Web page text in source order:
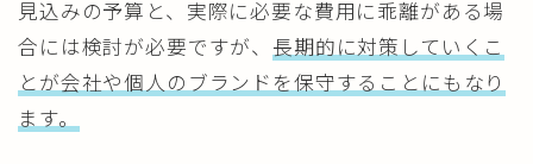
見込みの予算と、実際に必要な費用に乖離がある場
合には検討が必要ですが、 長期的に対策していくこ
とが会社や個人のブランドを保守することにもなり
ます。